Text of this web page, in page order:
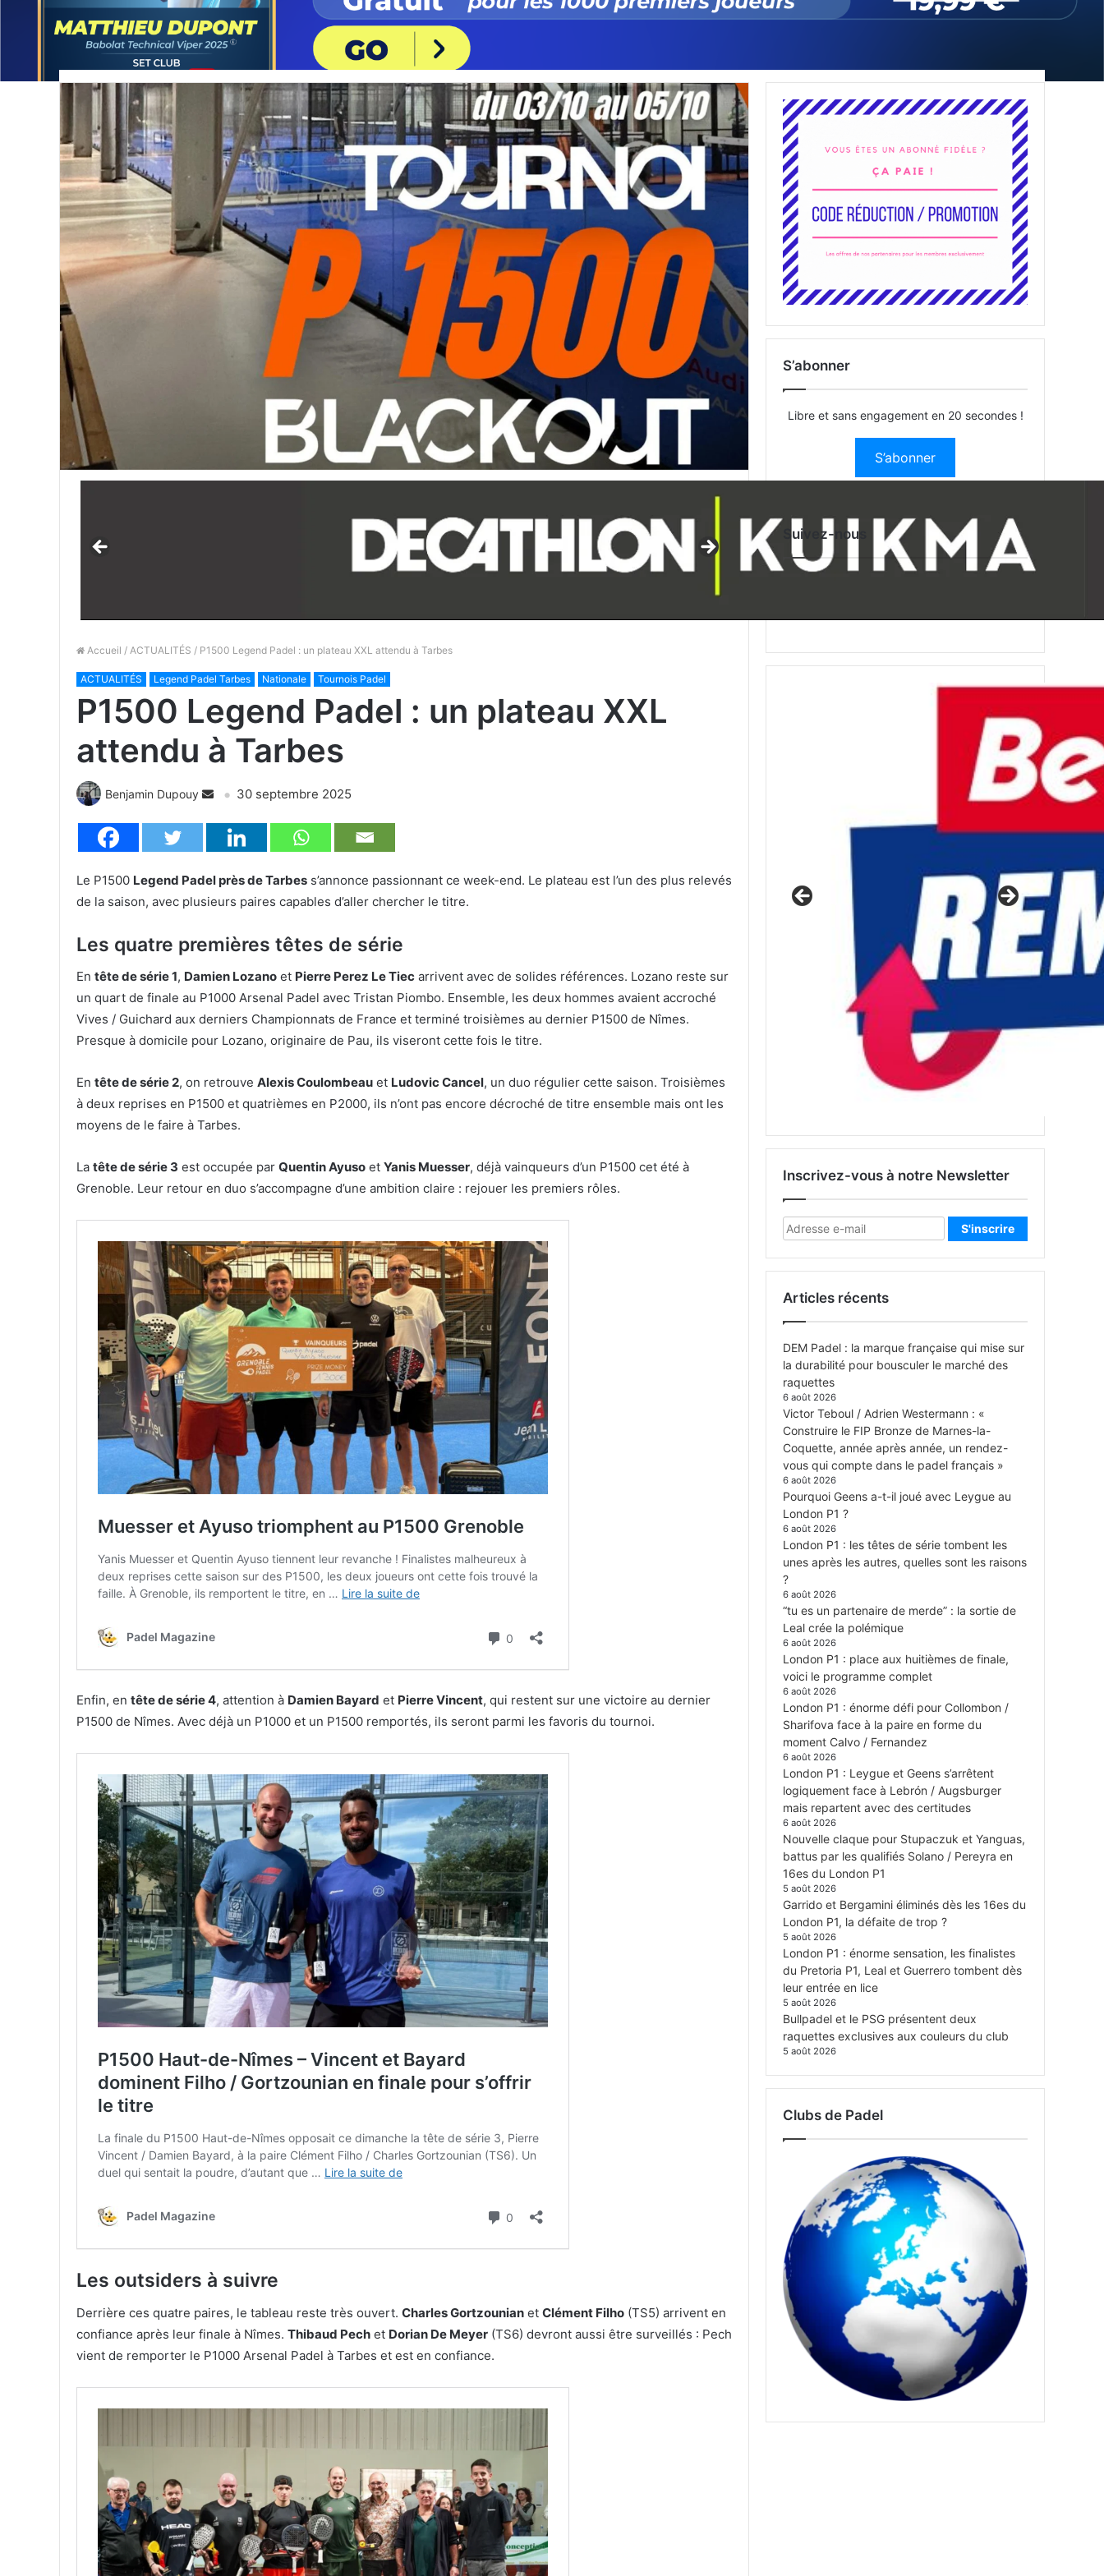
Accueil / ACTUALITÉS / P1500 Legend Padel : un plateau XXL attendu à Tarbes
ACTUALITÉS Legend Padel Tarbes Nationale Tournois Padel
P1500 Legend Padel : un plateau XXL
attendu à Tarbes
Benjamin Dupouy 30 septembre 2025
Le P1500 Legend Padel près de Tarbes s’annonce passionnant ce week-end. Le plateau est l’un des plus relevés
de la saison, avec plusieurs paires capables d’aller chercher le titre.
Les quatre premières têtes de série
En tête de série 1, Damien Lozano et Pierre Perez Le Tiec arrivent avec de solides références. Lozano reste sur
un quart de finale au P1000 Arsenal Padel avec Tristan Piombo. Ensemble, les deux hommes avaient accroché
Vives / Guichard aux derniers Championnats de France et terminé troisièmes au dernier P1500 de Nîmes.
Presque à domicile pour Lozano, originaire de Pau, ils viseront cette fois le titre.
En tête de série 2, on retrouve Alexis Coulombeau et Ludovic Cancel, un duo régulier cette saison. Troisièmes
à deux reprises en P1500 et quatrièmes en P2000, ils n’ont pas encore décroché de titre ensemble mais ont les
moyens de le faire à Tarbes.
La tête de série 3 est occupée par Quentin Ayuso et Yanis Muesser, déjà vainqueurs d’un P1500 cet été à
Grenoble. Leur retour en duo s’accompagne d’une ambition claire : rejouer les premiers rôles.
Enfin, en tête de série 4, attention à Damien Bayard et Pierre Vincent, qui restent sur une victoire au dernier
P1500 de Nîmes. Avec déjà un P1000 et un P1500 remportés, ils seront parmi les favoris du tournoi.
Les outsiders à suivre
Derrière ces quatre paires, le tableau reste très ouvert. Charles Gortzounian et Clément Filho (TS5) arrivent en
confiance après leur finale à Nîmes. Thibaud Pech et Dorian De Meyer (TS6) devront aussi être surveillés : Pech
vient de remporter le P1000 Arsenal Padel à Tarbes et est en confiance.
S’abonner
Libre et sans engagement en 20 secondes !
S’abonner
Suivez-nous
Inscrivez-vous à notre Newsletter
Articles récents
DEM Padel : la marque française qui mise sur
la durabilité pour bousculer le marché des
raquettes
6 août 2026
Victor Teboul / Adrien Westermann : «
Construire le FIP Bronze de Marnes-la-
Coquette, année après année, un rendez-
vous qui compte dans le padel français »
6 août 2026
Pourquoi Geens a-t-il joué avec Leygue au
London P1 ?
6 août 2026
London P1 : les têtes de série tombent les
unes après les autres, quelles sont les raisons
?
6 août 2026
“tu es un partenaire de merde” : la sortie de
Leal crée la polémique
6 août 2026
London P1 : place aux huitièmes de finale,
voici le programme complet
6 août 2026
London P1 : énorme défi pour Collombon /
Sharifova face à la paire en forme du
moment Calvo / Fernandez
6 août 2026
London P1 : Leygue et Geens s’arrêtent
logiquement face à Lebrón / Augsburger
mais repartent avec des certitudes
6 août 2026
Nouvelle claque pour Stupaczuk et Yanguas,
battus par les qualifiés Solano / Pereyra en
16es du London P1
5 août 2026
Garrido et Bergamini éliminés dès les 16es du
London P1, la défaite de trop ?
5 août 2026
London P1 : énorme sensation, les finalistes
du Pretoria P1, Leal et Guerrero tombent dès
leur entrée en lice
5 août 2026
Bullpadel et le PSG présentent deux
raquettes exclusives aux couleurs du club
5 août 2026
Clubs de Padel